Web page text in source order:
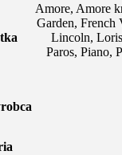
Amore, Amore
Garden, French
Lincoln, Loris
Paros, Piano,